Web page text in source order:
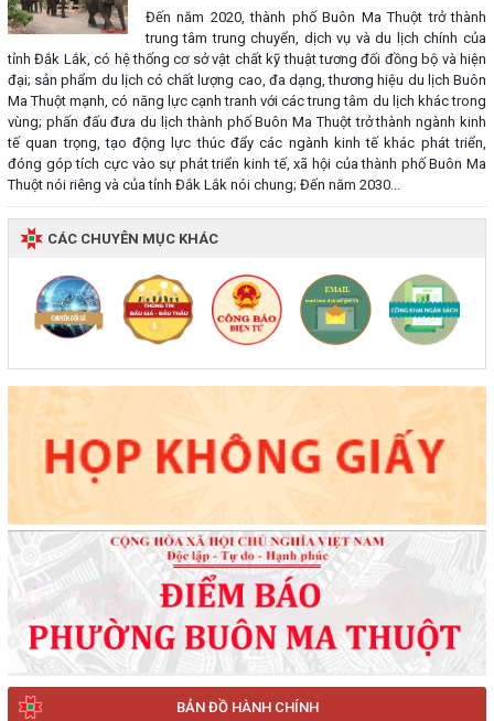
BẢN ĐỒ HÀNH CHÍNH
Đến năm 2020, thành phố Buôn Ma Thuột trở thành
trung tâm trung chuyển, dịch vụ và du lịch chính của
tỉnh Đắk Lắk, có hệ thống cơ sở vật chất kỹ thuật tương đối đồng bộ và hiện
đại; sản phẩm du lịch có chất lượng cao, đa dạng, thương hiệu du lịch Buôn
Ma Thuột mạnh, có năng lực cạnh tranh với các trung tâm du lịch khác trong
vùng; phấn đấu đưa du lịch thành phố Buôn Ma Thuột trở thành ngành kinh
tế quan trọng, tạo động lực thúc đẩy các ngành kinh tế khác phát triển,
đóng góp tích cực vào sự phát triển kinh tế, xã hội của thành phố Buôn Ma
Thuột nói riêng và của tỉnh Đắk Lắk nói chung; Đến năm 2030...
CÁC CHUYÊN MỤC KHÁC